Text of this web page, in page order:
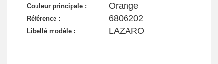
Couleur principale : Orange
Référence : 6806202
Libellé modèle : LAZARO